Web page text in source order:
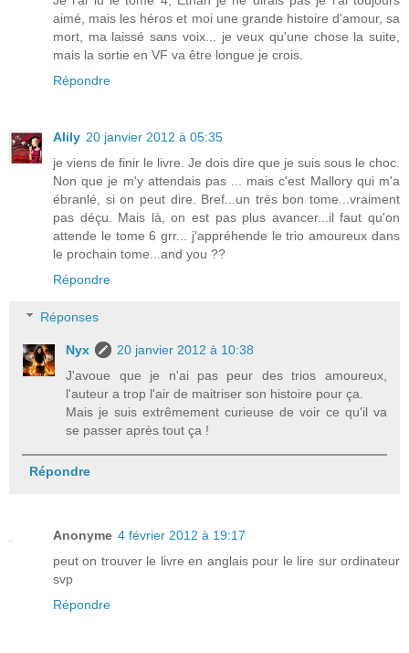
aimé, mais les héros et moi une grande histoire d'amour, sa
mort, ma laissé sans voix... je veux qu'une chose la suite,
mais la sortie en VF va être longue je crois.
Répondre
Alily 20 janvier 2012 à 05:35
je viens de finir le livre. Je dois dire que je suis sous le choc.
Non que je m'y attendais pas ... mais c'est Mallory qui m'a
ébranlé, si on peut dire. Bref...un très bon tome...vraiment
pas déçu. Mais là, on est pas plus avancer...il faut qu'on
attende le tome 6 grr... j'appréhende le trio amoureux dans
le prochain tome...and you ??
Répondre
Réponses
Nyx
20 janvier 2012 à 10:38
J'avoue que je n'ai pas peur des trios amoureux,
l'auteur a trop l'air de maitriser son histoire pour ça.
Mais je suis extrêmement curieuse de voir ce qu'il va
se passer après tout ça !
Répondre
Anonyme 4 février 2012 à 19:17
peut on trouver le livre en anglais pour le lire sur ordinateur
svp
Répondre